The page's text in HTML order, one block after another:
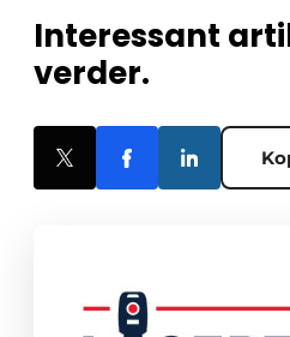
Interessant
verder.